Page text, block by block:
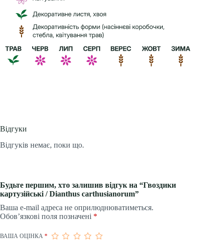
Відгуки
Відгуків немає, поки що.
Будьте першим, хто залишив відгук на “Гвоздики
картузійські / Dianthus carthusianorum”
Ваша e-mail адреса не оприлюднюватиметься.
Обов’язкові поля позначені *
ВАША ОЦІНКА *